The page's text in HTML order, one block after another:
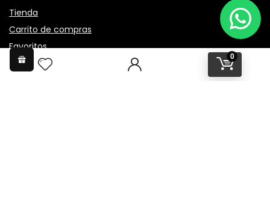
0
Tienda
Carrito de compras
Favoritos
Preguntas Frecuentes